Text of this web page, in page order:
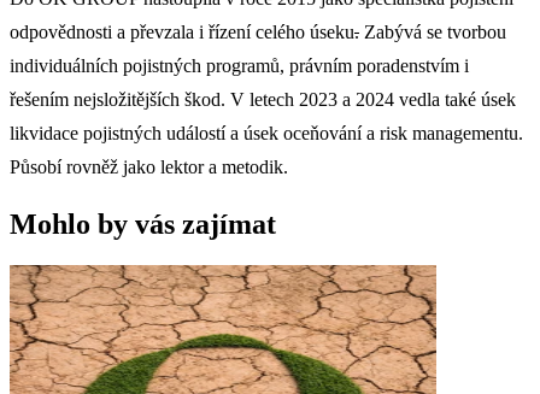
odpovědnosti a převzala i řízení celého úseku. Zabývá se tvorbou
individuálních pojistných programů, právním poradenstvím i
řešením nejsložitějších škod. V letech 2023 a 2024 vedla také úsek
likvidace pojistných událostí a úsek oceňování a risk managementu.
Působí rovněž jako lektor a metodik.
Mohlo by vás zajímat